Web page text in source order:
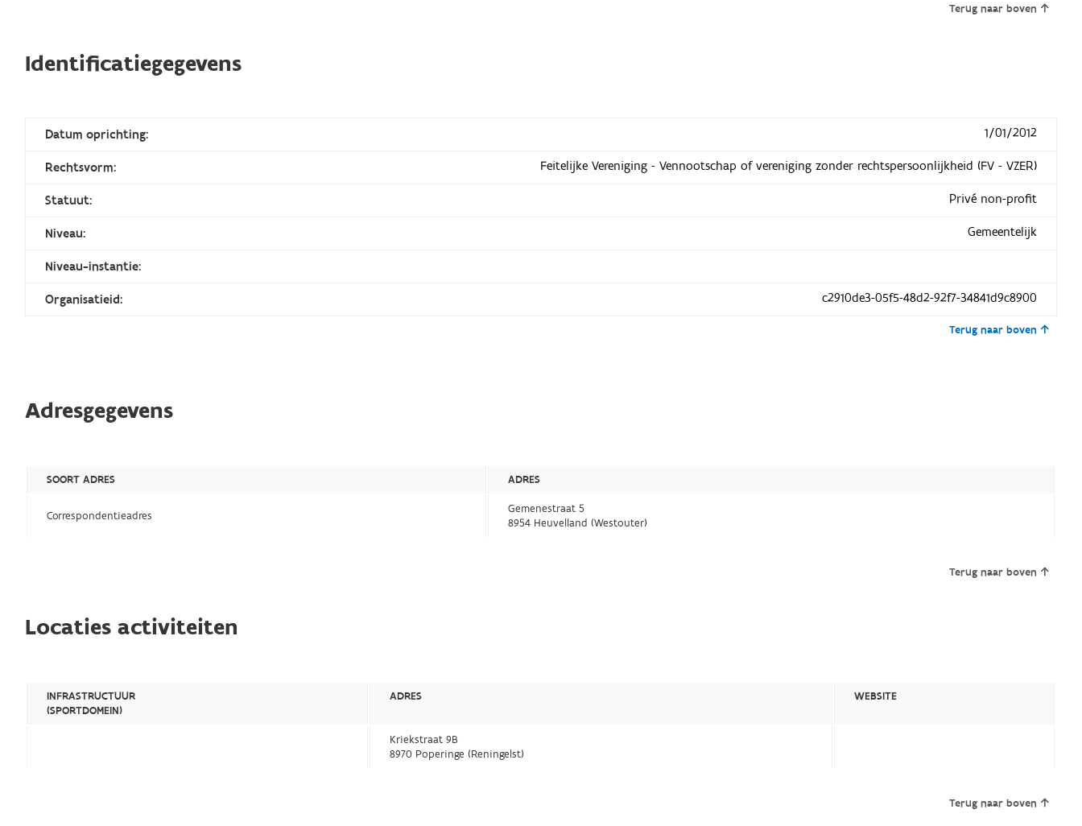
Terug naar boven
Identificatiegegevens
Datum oprichting: 1/01/2012
Rechtsvorm: Feitelijke Vereniging - Vennootschap of vereniging zonder rechtspersoonlijkheid (FV - VZER)
Statuut: Privé non-profit
Niveau: Gemeentelijk
Niveau-instantie:
Organisatieid: c2910de3-05f5-48d2-92f7-34841d9c8900
Terug naar boven
Adresgegevens
SOORT ADRES ADRES
Correspondentieadres
Gemenestraat 5
8954 Heuvelland (Westouter)
Terug naar boven
Locaties activiteiten
INFRASTRUCTUUR
(SPORTDOMEIN)
ADRES WEBSITE
Kriekstraat 9B
8970 Poperinge (Reningelst)
Terug naar boven